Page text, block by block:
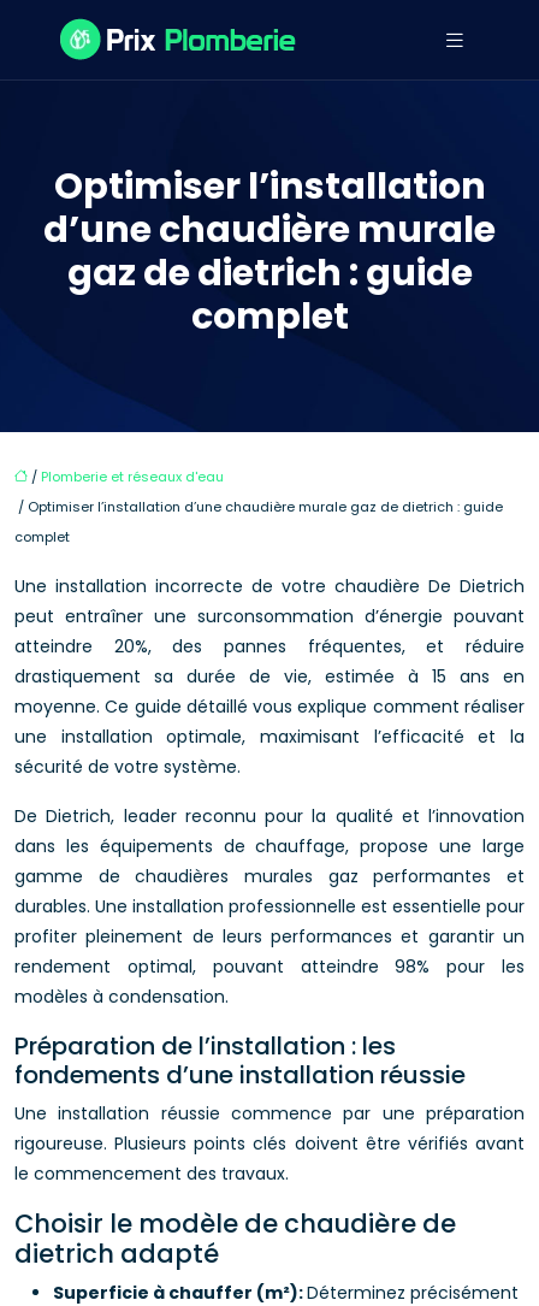
Optimiser l’installation
d’une chaudière murale
gaz de dietrich : guide
complet
/ Plomberie et réseaux d'eau
/ Optimiser l’installation d’une chaudière murale gaz de dietrich : guide
complet
Une installation incorrecte de votre chaudière De Dietrich
peut entraîner une surconsommation d’énergie pouvant
atteindre 20%, des pannes fréquentes, et réduire
drastiquement sa durée de vie, estimée à 15 ans en
moyenne. Ce guide détaillé vous explique comment réaliser
une installation optimale, maximisant l’efficacité et la
sécurité de votre système.
De Dietrich, leader reconnu pour la qualité et l’innovation
dans les équipements de chauffage, propose une large
gamme de chaudières murales gaz performantes et
durables. Une installation professionnelle est essentielle pour
profiter pleinement de leurs performances et garantir un
rendement optimal, pouvant atteindre 98% pour les
modèles à condensation.
Préparation de l’installation : les
fondements d’une installation réussie
Une installation réussie commence par une préparation
rigoureuse. Plusieurs points clés doivent être vérifiés avant
le commencement des travaux.
Choisir le modèle de chaudière de
dietrich adapté
Superficie à chauffer (m²):Déterminez précisément